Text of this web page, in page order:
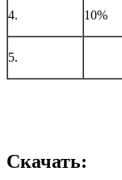
4. 10%
5.
Скачать: